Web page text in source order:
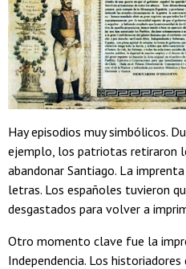
Hay episodios muy simbólicos.
ejemplo, los patriotas retiraron
abandonar Santiago. La
letras. Los españoles tuvieron
desgastados para volver a
Otro momento clave fue la
Independencia. Los